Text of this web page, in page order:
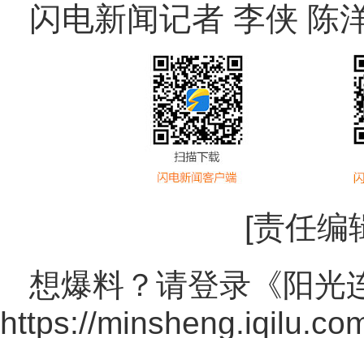
闪电新闻记者 李侠 陈
[责任编
想爆料？请登录《阳光
https://